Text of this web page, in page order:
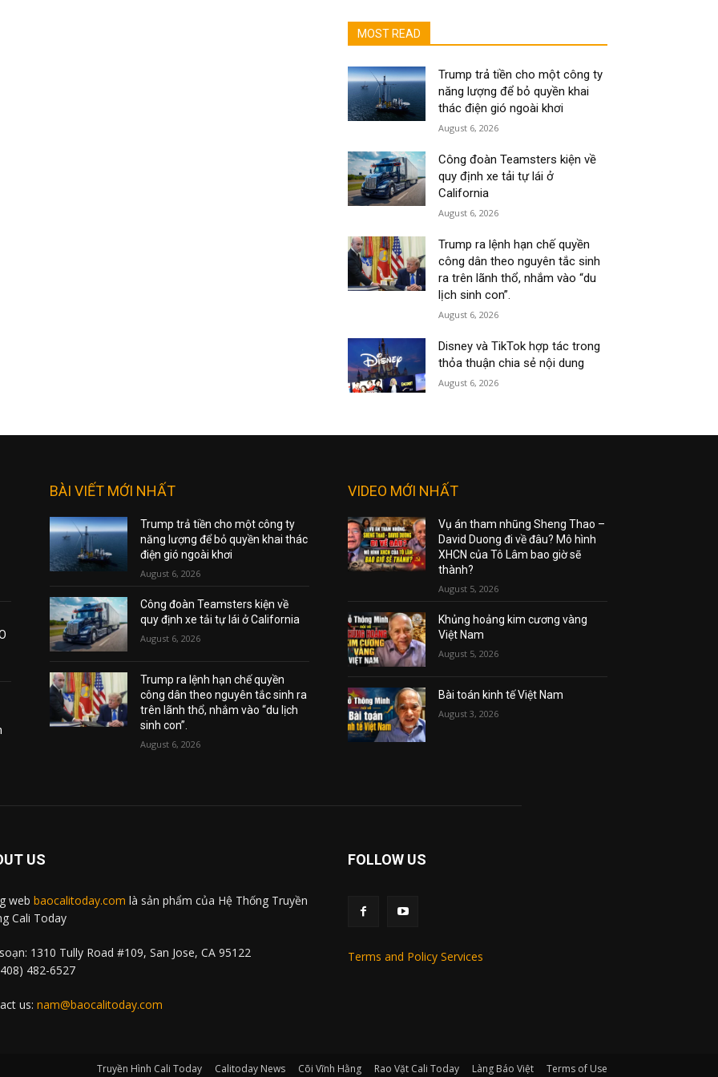
MOST READ
Trump trả tiền cho một công ty
năng lượng để bỏ quyền khai
thác điện gió ngoài khơi
August 6, 2026
Công đoàn Teamsters kiện về
quy định xe tải tự lái ở
California
August 6, 2026
Trump ra lệnh hạn chế quyền
công dân theo nguyên tắc sinh
ra trên lãnh thổ, nhắm vào “du
lịch sinh con”.
August 6, 2026
Disney và TikTok hợp tác trong
thỏa thuận chia sẻ nội dung
August 6, 2026
BÀI VIẾT MỚI NHẤT
Trump trả tiền cho một công ty
năng lượng để bỏ quyền khai thác
điện gió ngoài khơi
August 6, 2026
Công đoàn Teamsters kiện về
quy định xe tải tự lái ở California
August 6, 2026
Trump ra lệnh hạn chế quyền
công dân theo nguyên tắc sinh ra
trên lãnh thổ, nhắm vào “du lịch
sinh con”.
August 6, 2026
VIDEO MỚI NHẤT
Vụ án tham nhũng Sheng Thao –
David Duong đi về đâu? Mô hình
XHCN của Tô Lâm bao giờ sẽ
thành?
August 5, 2026
Khủng hoảng kim cương vàng
Việt Nam
August 5, 2026
Bài toán kinh tế Việt Nam
August 3, 2026
US
web baocalitoday.com là sản phẩm của Hệ Thống Truyền
Cali Today
1310 Tully Road #109, San Jose, CA 95122
482-6527
us: nam@baocalitoday.com
FOLLOW US
Terms and Policy Services
Truyền Hình Cali Today Calitoday News Cõi Vĩnh Hằng Rao Vặt Cali Today Làng Báo Việt Terms of Use